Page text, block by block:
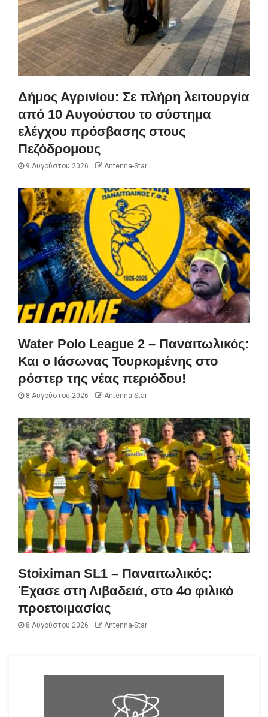
Δήμος Αγρινίου: Σε πλήρη λειτουργία
από 10 Αυγούστου το σύστημα
ελέγχου πρόσβασης στους
Πεζόδρομους
9 Αυγούστου 2026 Antenna-Star
Water Polo League 2 – Παναιτωλικός:
Και ο Ιάσωνας Τουρκομένης στο
ρόστερ της νέας περιόδου!
8 Αυγούστου 2026 Antenna-Star
Stoiximan SL1 – Παναιτωλικός:
Έχασε στη Λιβαδειά, στο 4ο φιλικό
προετοιμασίας
8 Αυγούστου 2026 Antenna-Star